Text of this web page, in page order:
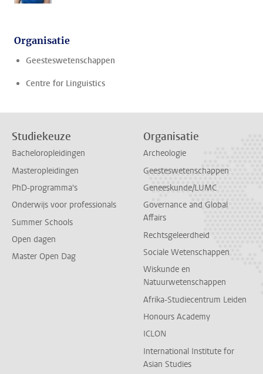
Organisatie
Geesteswetenschappen
Centre for Linguistics
Studiekeuze
Bacheloropleidingen
Masteropleidingen
PhD-programma's
Onderwijs voor professionals
Summer Schools
Open dagen
Master Open Dag
Organisatie
Archeologie
Geesteswetenschappen
Geneeskunde/LUMC
Governance and Global
Affairs
Rechtsgeleerdheid
Sociale Wetenschappen
Wiskunde en
Natuurwetenschappen
Afrika-Studiecentrum Leiden
Honours Academy
ICLON
International Institute for
Asian Studies